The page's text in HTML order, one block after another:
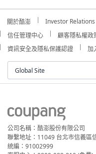
關於酷澎 Investor Relations
信任管理中心
顧客隱私權政
資訊安全及隱私保護認證
加
Global Site
公司名稱：酷澎股份有限公司
聯繫地址：11049 台北市信義區
統編：91002999